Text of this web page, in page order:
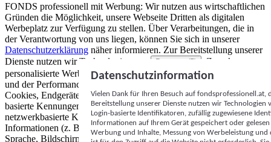
FONDS professionell mit Werbung: Wir nutzen aus wirtschaftlichen
Gründen die Möglichkeit, unsere Webseite Dritten als digitalen
Werbeplatz zur Verfügung zu stellen. Über Verarbeitungen, die in
der Verantwortung von uns liegen, können Sie sich in unserer
Datenschutzerklärung näher informieren. Zur Bereitstellung unserer
Dienste nutzen wir Technologien von
Partnern (5)
. Zwecke:
personalisierte Werbung und Inhalte, Messung von Werbeleistung
und der Performance von Inhalten sowie Zielgruppenforschung.
Cookies, Endgeräte- oder ähnliche Online-Kennungen (z. B. login-
basierte Kennungen, zufällig generierte Kennungen,
netzwerkbasierte Kennungen) können zusammen mit anderen
Informationen (z. B. Browsertyp und Browserinformationen,
Sprache, Bildschirmgröße, unterstützte Technologien usw.) auf
Datenschutzinformation
Vielen Dank für Ihren Besuch auf
Bereitstellung unserer Dienste nutzen wir Technologien
Login-basierte Identifikatoren, zufällig zugewiesene
Informationen auf Ihrem Gerät gespeichert oder
Werbung und Inhalte, Messung von Werbeleistung